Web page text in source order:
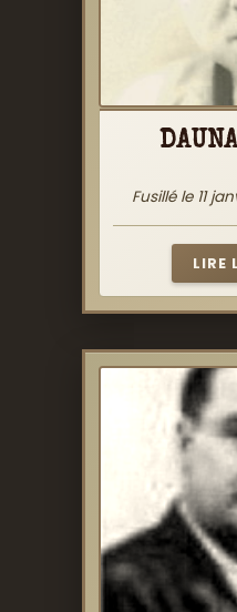
Fusillé le 11
LIRE